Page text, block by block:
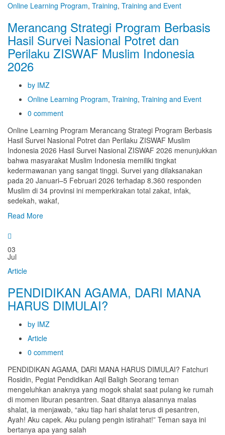
Online Learning Program, Training, Training and Event
Merancang Strategi Program Berbasis
Hasil Survei Nasional Potret dan
Perilaku ZISWAF Muslim Indonesia
2026
by IMZ
Online Learning Program, Training, Training and Event
0 comment
Online Learning Program Merancang Strategi Program Berbasis
Hasil Survei Nasional Potret dan Perilaku ZISWAF Muslim
Indonesia 2026 Hasil Survei Nasional ZISWAF 2026 menunjukkan
bahwa masyarakat Muslim Indonesia memiliki tingkat
kedermawanan yang sangat tinggi. Survei yang dilaksanakan
pada 20 Januari–5 Februari 2026 terhadap 8.360 responden
Muslim di 34 provinsi ini memperkirakan total zakat, infak,
sedekah, wakaf,
Read More
03
Jul
Article
PENDIDIKAN AGAMA, DARI MANA
HARUS DIMULAI?
by IMZ
Article
0 comment
PENDIDIKAN AGAMA, DARI MANA HARUS DIMULAI? Fatchuri
Rosidin, Pegiat Pendidikan Aqil Baligh Seorang teman
mengeluhkan anaknya yang mogok shalat saat pulang ke rumah
di momen liburan pesantren. Saat ditanya alasannya malas
shalat, ia menjawab, “aku tiap hari shalat terus di pesantren,
Ayah! Aku capek. Aku pulang pengin istirahat!” Teman saya ini
bertanya apa yang salah